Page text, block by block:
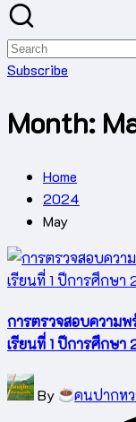
Search
for:
Subscribe
Month:
Home
2024
May
การตรวจสอบความพ
เรียนที่ 1 ปีการศึกษา
Posted
by
By คนปากห